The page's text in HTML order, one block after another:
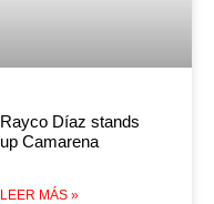
Rayco Díaz stands
up Camarena
LEER MÁS »